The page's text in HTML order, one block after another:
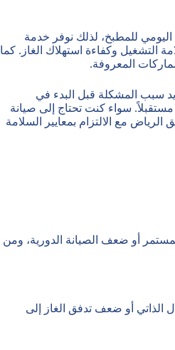
للمطبخ، لذلك نوفر خدمة
وكفاءة استهلاك الغاز. كما
المعروفة.
سبب المشكلة قبل البدء في
سواء كنت تحتاج إلى صيانة
مع الالتزام بمعايير السلامة
أو ضعف الصيانة الدورية، ومن
أو ضعف تدفق الغاز إلى